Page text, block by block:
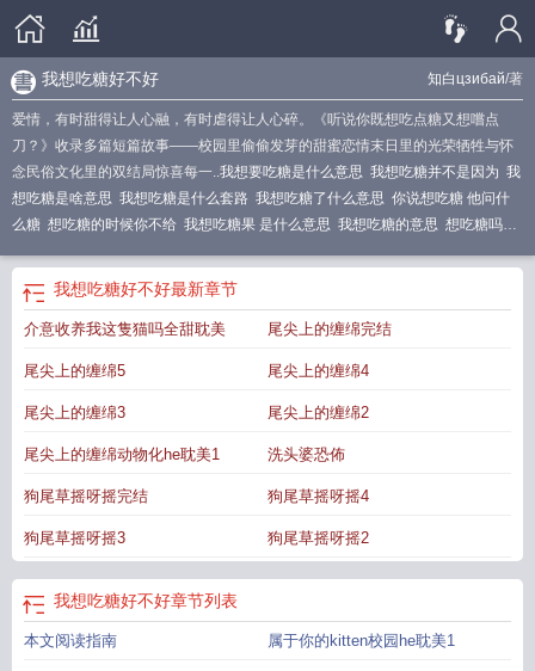
知白цзибай/著
我想吃糖好不好
爱情，有时甜得让人心融，有时虐得让人心碎。《听说你既想吃点糖又想嚐点
刀？》收录多篇短篇故事——校园里偷偷发芽的甜蜜恋情末日里的光荣牺牲与怀
念民俗文化里的双结局惊喜每一..我想要吃糖是什么意思 我想吃糖并不是因为 我
想吃糖是啥意思 我想吃糖是什么套路 我想吃糖了什么意思 你说想吃糖 他问什
么糖 想吃糖的时候你不给 我想吃糖果 是什么意思 我想吃糖的意思 想吃糖吗歌
么暗示想吃糖果吗 我想吃糖好不好
什么意思
文后面我也不需要了我想听我吃糖怎么办我想吃糖的意思是什么
我想吃糖好不好最新章节
介意收养我这隻猫吗全甜耽美 尾尖上的缠绵完结
尾尖上的缠绵5 尾尖上的缠绵4
尾尖上的缠绵3 尾尖上的缠绵2
尾尖上的缠绵动物化he耽美1 洗头婆恐佈
狗尾草摇呀摇完结 狗尾草摇呀摇4
狗尾草摇呀摇3 狗尾草摇呀摇2
我想吃糖好不好章节列表
本文阅读指南 属于你的kitten校园he耽美1